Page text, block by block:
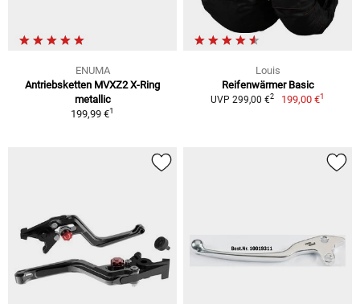
ENUMA
Antriebsketten MVXZ2 X-Ring
metallic
199,99 €1
Louis
Reifenwärmer Basic
UVP 299,00 €2 199,00 €1